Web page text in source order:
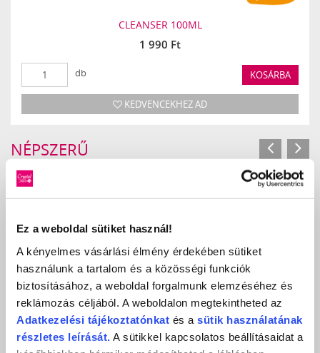
Ez a weboldal sütiket használ!
A kényelmes vásárlási élmény érdekében sütiket
használunk a tartalom és a közösségi funkciók
biztosításához, a weboldal forgalmunk elemzéséhez és
reklámozás céljából. A weboldalon megtekintheted az
Adatkezelési tájékoztatónkat és a sütik használatának
részletes leírását. A sütikkel kapcsolatos beállításaidat a
CLEANSER 100ML
1 990 Ft
db KOSÁRBA
KEDVENCEKHEZ AD
NÉPSZERŰ
TERMÉKEK